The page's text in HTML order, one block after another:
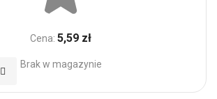
Cena: 5,59 zł
Brak w magazynie
Dodaj do Ulubionych